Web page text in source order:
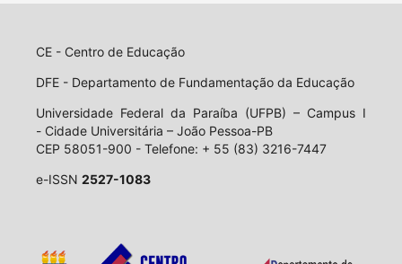
CE - Centro de Educação
DFE - Departamento de Fundamentação da Educação
Universidade Federal da Paraíba (UFPB) – Campus I
- Cidade Universitária – João Pessoa-PB
CEP 58051-900 - Telefone: + 55 (83) 3216-7447
e-ISSN 2527-1083